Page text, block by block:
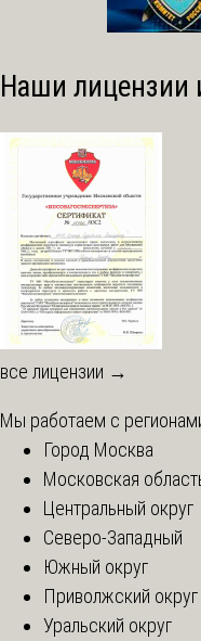
Наши лицензии
все лицензии →
Мы работаем с
Город Москва
Московская
Центральный округ
Северо-Западный
Южный округ
Приволжский округ
Уральский округ